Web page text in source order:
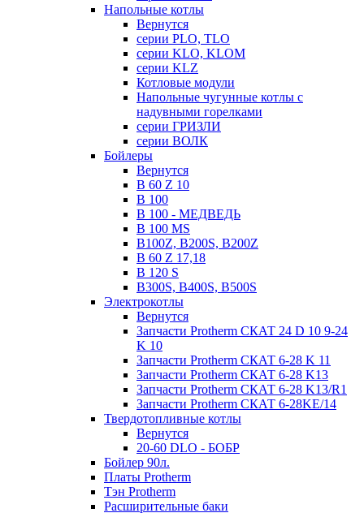
Напольные котлы
Вернутся
серии PLO, TLO
серии KLO, KLOM
серии KLZ
Котловые модули
Напольные чугунные котлы с
надувными горелками
серии ГРИЗЛИ
серии ВОЛК
Бойлеры
Вернутся
B 60 Z 10
B 100
B 100 - МЕДВЕДЬ
B 100 MS
B100Z, B200S, B200Z
B 60 Z 17,18
B 120 S
B300S, B400S, B500S
Электрокотлы
Вернутся
Запчасти Protherm СКАТ 24 D 10 9-24
K 10
Запчасти Protherm СКАТ 6-28 K 11
Запчасти Protherm СКАТ 6-28 K13
Запчасти Protherm СКАТ 6-28 K13/R1
Запчасти Protherm СКАТ 6-28KE/14
Твердотопливные котлы
Вернутся
20-60 DLO - БОБР
Бойлер 90л.
Платы Protherm
Тэн Protherm
Расширительные баки